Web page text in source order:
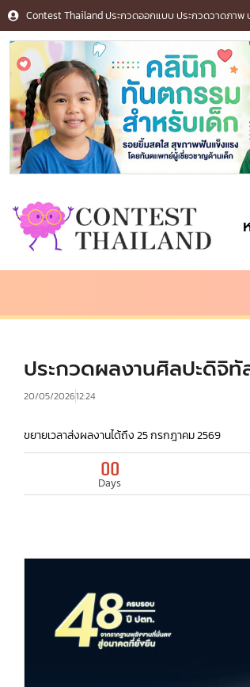
Contest Thailand ประกวดออกแบบ ประกวดวาดภา
ประกวดผลงานศิลปะดิจิ
20/05/202612:24
ขยายเวลาส่งผลงานได้ถึง 25 กรกฎาคม 2569
00
Days